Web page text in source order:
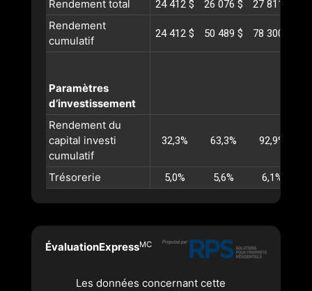
Rendement total 24 412 $ 26 076 $ 27 811 $
Rendement
cumulatif
24 412 $ 50 489 $ 78 300 $
Paramètres
d’investissement
Rendement du
capital investi
cumulatif
32,3% 63,3% 92,9%
Trésorerie 5,0% 5,6% 6,1%
ÉvaluationExpressMC
Les données concernant cette